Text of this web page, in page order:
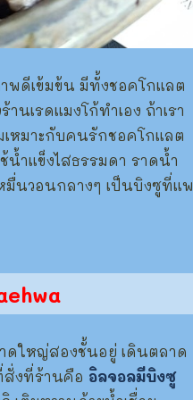
ดีเข้มข้น มีทั้งชอคโกแลต
เรดแมงโก้ทำเอง ถ้าเรา
หมาะกับคนรักชอคโกแลต
น้ำแข็งไสธรรมดา ราดน้ำ
มื่นวอนกลางๆ เป็นบิงซูที่แ
ดใหญ่สองชั้นอยู่ เดินตลาด
สั่งที่ร้านคือ อิลจอลมีบิงซู